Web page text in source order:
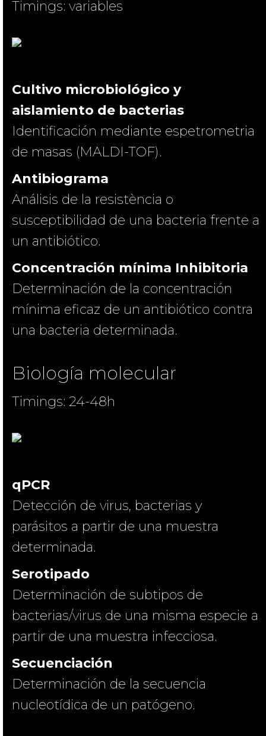
Timings: variables
Cultivo microbiológico y
aislamiento de bacterias
Identificación mediante espetrometria
de masas (MALDI-TOF).
Antibiograma
Análisis de la resistència o
susceptibilidad de una bacteria frente a
un antibiótico.
Concentración mínima Inhibitoria
Determinación de la concentración
mínima eficaz de un antibiótico contra
una bacteria determinada.
Biología molecular
Timings: 24-48h
qPCR
Detección de virus, bacterias y
parásitos a partir de una muestra
determinada.
Serotipado
Determinación de subtipos de
bacterias/virus de una misma especie a
partir de una muestra infecciosa.
Secuenciación
Determinación de la secuencia
nucleotídica de un patógeno.